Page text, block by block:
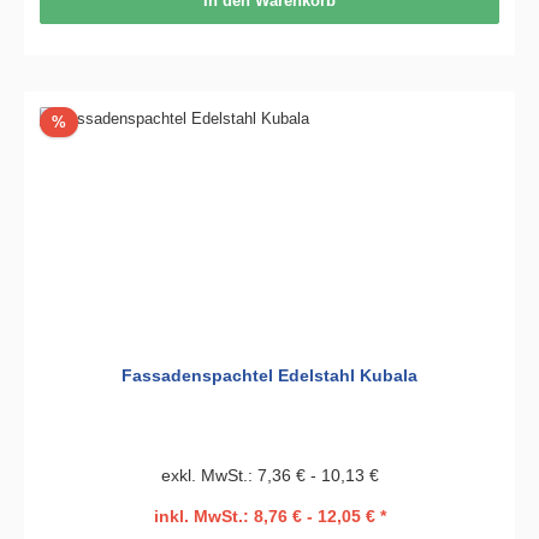
%Rabatt
Fassadenspachtel Edelstahl Kubala
exkl. MwSt.: 7,36 € - 10,13 €
inkl. MwSt.: 8,76 € - 12,05 € *